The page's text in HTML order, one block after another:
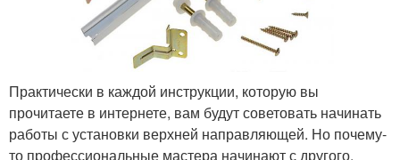
Практически в каждой инструкции, которую вы
прочитаете в интернете, вам будут советовать начинать
работы с установки верхней направляющей. Но почему-
то профессиональные мастера начинают с другого.